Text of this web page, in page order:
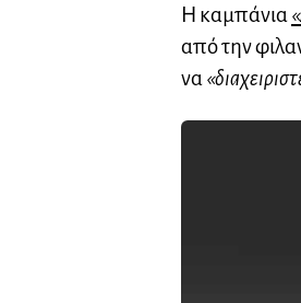
Η καμπάνια
από την
να